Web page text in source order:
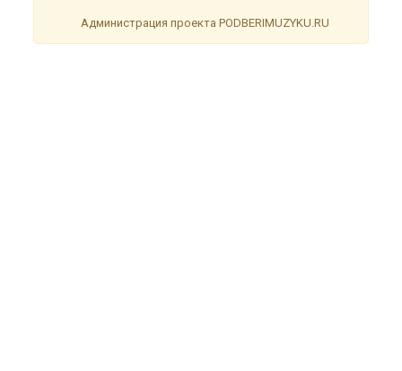
Администрация проекта PODBERIMUZYKU.RU